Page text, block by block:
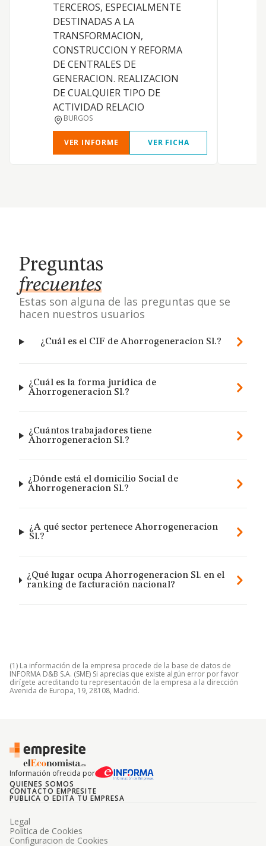
TERCEROS, ESPECIALMENTE
DESTINADAS A LA
TRANSFORMACION,
CONSTRUCCION Y REFORMA
DE CENTRALES DE
GENERACION. REALIZACION
DE CUALQUIER TIPO DE
ACTIVIDAD RELACIO
BURGOS
VER INFORME VER FICHA
Preguntas
frecuentes
Estas son alguna de las preguntas que se
hacen nuestros usuarios
¿Cuál es el CIF de Ahorrogeneracion Sl.?
¿Cuál es la forma jurídica de
Ahorrogeneracion Sl.?
¿Cuántos trabajadores tiene
Ahorrogeneracion Sl.?
¿Dónde está el domicilio Social de
Ahorrogeneracion Sl.?
¿A qué sector pertenece Ahorrogeneracion
Sl.?
¿Qué lugar ocupa Ahorrogeneracion Sl. en el
ranking de facturación nacional?
(1) La información de la empresa procede de la base de datos de
INFORMA D&B S.A. (SME) Si aprecias que existe algún error por favor
dirígete acreditando tu representación de la empresa a la dirección
Avenida de Europa, 19, 28108, Madrid.
Información ofrecida por
QUIENES SOMOS
CONTACTO EMPRESITE
PUBLICA O EDITA TU EMPRESA
Legal
Politica de Cookies
Configuracion de Cookies